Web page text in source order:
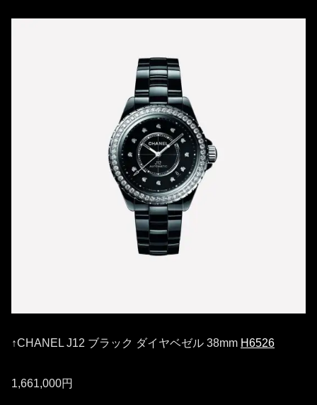
↑CHANEL J12 ブラック ダイヤベゼル 38mm H6526
1,661,000円